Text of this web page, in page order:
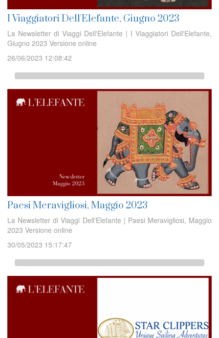
I Viaggiatori Dell'Elefante, Giugno 2023
La Newsletter di Viaggi Dell'Elefante | I Viaggiatori Dell'Elefante,
Giugno 2023 Versione online
26/06/2023 12:08:42
Paesi Meravigliosi, Maggio 2023
La Newsletter di Viaggi Dell'Elefante | Paesi Meravigliosi, Maggio
2023 Versione online
30/05/2023 15:17:47